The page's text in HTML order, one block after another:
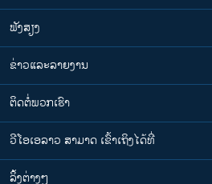
ຟັງສຽງ
ຂ່າວແລະລາຍງານ
ຕິດຕໍ່ພວກເຮົາ
ວີໂອເອລາວ ສາມາດ ເຂົ້າເຖິງໄດ້ທີ່
​ລິ້ງ​ຕ່າງໆ